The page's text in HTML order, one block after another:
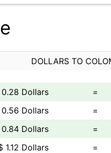
DOLLARS TO
Dollars =
Dollars
=
Dollars
=
1.12 Dollars
=